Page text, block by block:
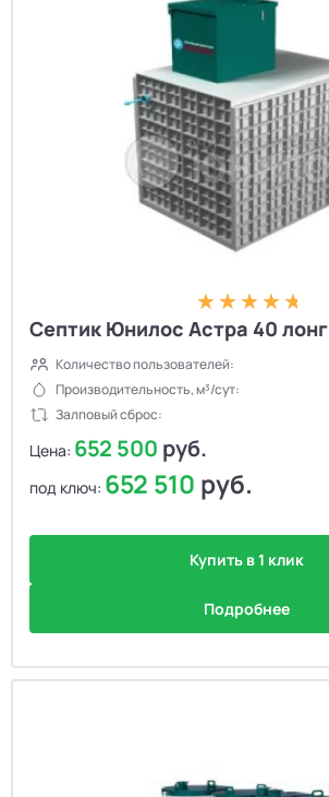
Септик Юнилос Астра 40 лонг
Количество пользователей:
Производительность, м³/сут:
Залповый сброс:
Цена: 652 500 руб.
под ключ: 652 510 руб.
Купить в 1 клик
Подробнее